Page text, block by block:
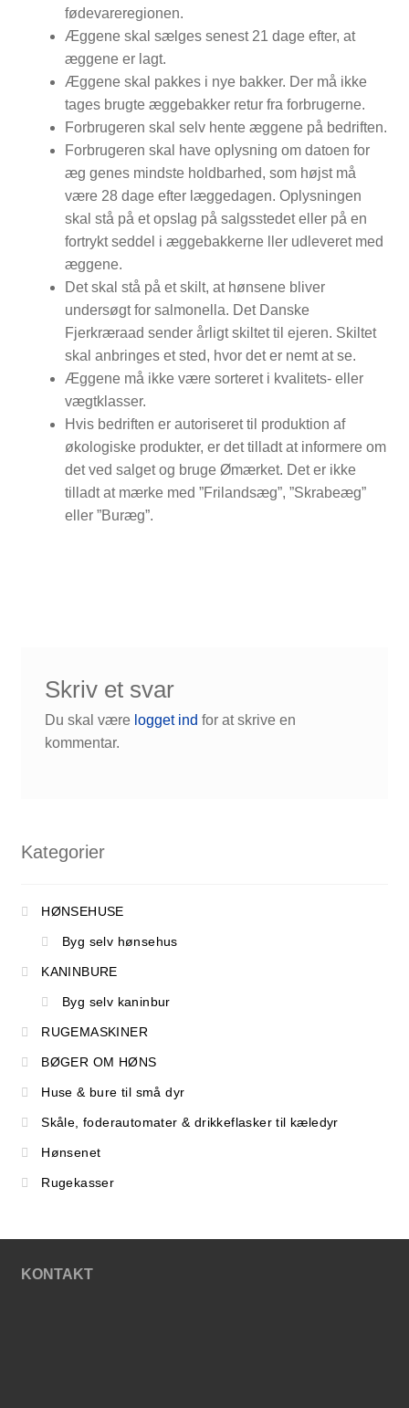
fødevare­regionen.
Æggene skal sælges senest 21 dage efter, at
æggene er lagt.
Æggene skal pakkes i nye bakker. Der må ikke
tages brugte æggebakker retur fra forbrugerne.
Forbrugeren skal selv hente æggene på bedriften.
Forbrugeren skal have oplysning om datoen for
æg­ genes mindste holdbarhed, som højst må
være 28 dage efter læggedagen. Oplysningen
skal stå på et opslag på salgsstedet eller på en
fortrykt seddel i æggebakkerne ller udleveret med
æggene.
Det skal stå på et skilt, at hønsene bliver
undersøgt for salmonella. Det Danske
Fjerkræraad sender årligt skiltet til ejeren. Skiltet
skal anbringes et sted, hvor det er nemt at se.
Æggene må ikke være sorteret i kvalitets­- eller
vægt­klasser.
Hvis bedriften er autoriseret til produktion af
økologiske produkter, er det tilladt at informere om
det ved salget og bruge Ø­mærket. Det er ikke
tilladt at mærke med ”Frilandsæg”, ”Skrabeæg”
eller ”Buræg”.
Skriv et svar
Du skal være logget ind for at skrive en
kommentar.
Kategorier
HØNSEHUSE
Byg selv hønsehus
KANINBURE
Byg selv kaninbur
RUGEMASKINER
BØGER OM HØNS
Huse & bure til små dyr
Skåle, foderautomater & drikkeflasker til kæledyr
Hønsenet
Rugekasser
KONTAKT